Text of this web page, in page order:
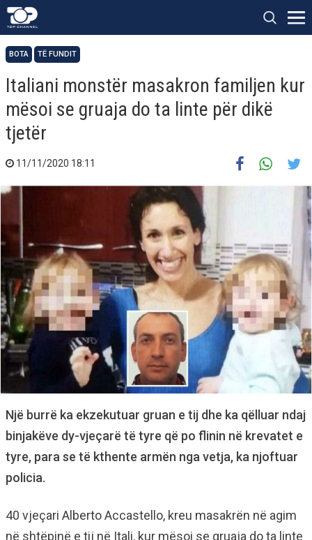
BOTA TË FUNDIT
Italiani monstër masakron familjen kur
mësoi se gruaja do ta linte për dikë
tjetër
11/11/2020 18:11
Një burrë ka ekzekutuar gruan e tij dhe ka qëlluar ndaj
binjakëve dy-vjeçarë të tyre që po flinin në krevatet e
tyre, para se të kthente armën nga vetja, ka njoftuar
policia.
40 vjeçari Alberto Accastello, kreu masakrën në agim
në shtëpinë e tij në Itali, kur mësoi se gruaja do ta linte